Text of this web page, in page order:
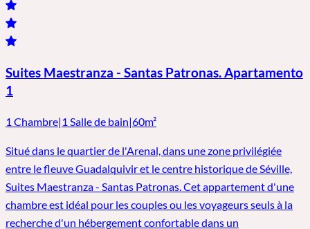
Suites Maestranza - Santas Patronas. Apartamento
1
1 Chambre|1 Salle de bain|60m²
Situé dans le quartier de l'Arenal, dans une zone privilégiée
entre le fleuve Guadalquivir et le centre historique de Séville,
Suites Maestranza - Santas Patronas. Cet appartement d'une
chambre est idéal pour les couples ou les voyageurs seuls à la
recherche d'un hébergement confortable dans un